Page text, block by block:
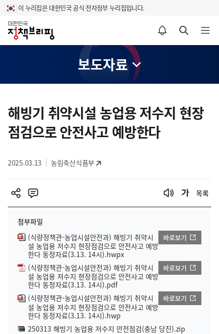
이 누리집은 대한민국 공식 전자정부 누리집입니다.
홈
알림설정 바로가기 검색 바로가기 메뉴 열기
보도자료
텐
츠
영
해빙기 취약시설 농업용 저수지 현장
점검으로 안전사고 예방한다
2025.03.13 농림축산식품부
목록
첨부파일
(식량정책관-농업시설안전과) 해빙기 취약시
설 농업용 저수지 현장점검으로 안전사고 예방
한다 동정자료(3.13. 14시).hwpx
바로보기
(식량정책관-농업시설안전과) 해빙기 취약시
설 농업용 저수지 현장점검으로 안전사고 예방
한다 동정자료(3.13. 14시).pdf
바로보기
(식량정책관-농업시설안전과) 해빙기 취약시
설 농업용 저수지 현장점검으로 안전사고 예방
한다 동정자료(3.13. 14시).hwp
바로보기
250313 해빙기 농업용 저수지 안전점검(충남 당진).zip